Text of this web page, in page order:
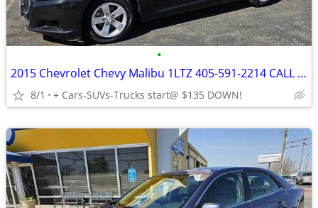
•
2015 Chevrolet Chevy Malibu 1LTZ 405-591-2214 CALL NOW--TEXT Below 24/7 Cars-SUV
8/1 + Cars-SUVs-Trucks start@ $135 DOWN!